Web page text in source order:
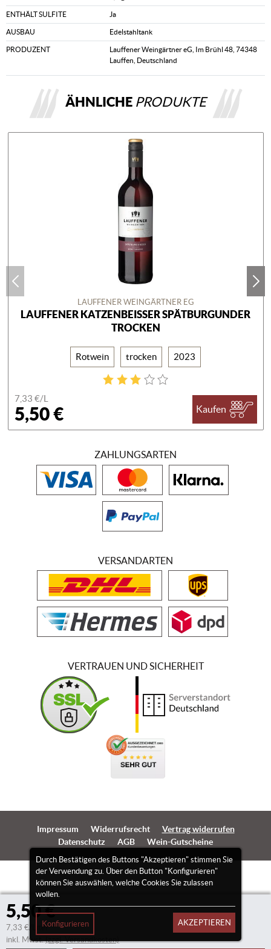
5,50 €
7,33 €/Liter
inkl. Mwst.(zzgl. Versandkosten)
ENTHÄLT SULFITE Ja
AUSBAU Edelstahltank
PRODUZENT
Lauffener Weingärtner eG, Im Brühl 48, 74348
Lauffen, Deutschland
ÄHNLICHE PRODUKTE
LAUFFENER WEINGÄRTNER EG
LAUFFENER KATZENBEISSER SPÄTBURGUNDER T
ROCKEN
Rotwein trocken 2023
7,33 €/L
5,50 € Kaufen
Durch Bestätigen des Buttons "Akzeptieren" stimmen Sie
der Verwendung zu. Über den Button "Konfigurieren"
können Sie auswählen, welche Cookies Sie zulassen
wollen.
Konfigurieren AKZEPTIEREN
ZAHLUNGSARTEN
VERSANDARTEN
VERTRAUEN UND SICHERHEIT
Impressum Widerrufsrecht
Vertrag widerrufen
Datenschutz
AGB Wein-Gutscheine